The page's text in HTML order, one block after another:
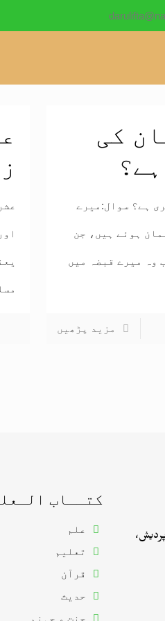
کی
ہے؟ سوال:میرے
ہوئے ہیں، جن
وہ میرے قبضہ میں
مزید پڑھیں
کتــاب
علم
تعلیم
قرآن
حدیث
جنت و جہنم